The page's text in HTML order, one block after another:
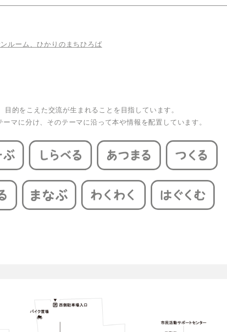
ルーム、ひかりのまちひろば
的をこえた交流が生まれることを目指しています。
マに分け、そのテーマに沿って本や情報を配置しています。